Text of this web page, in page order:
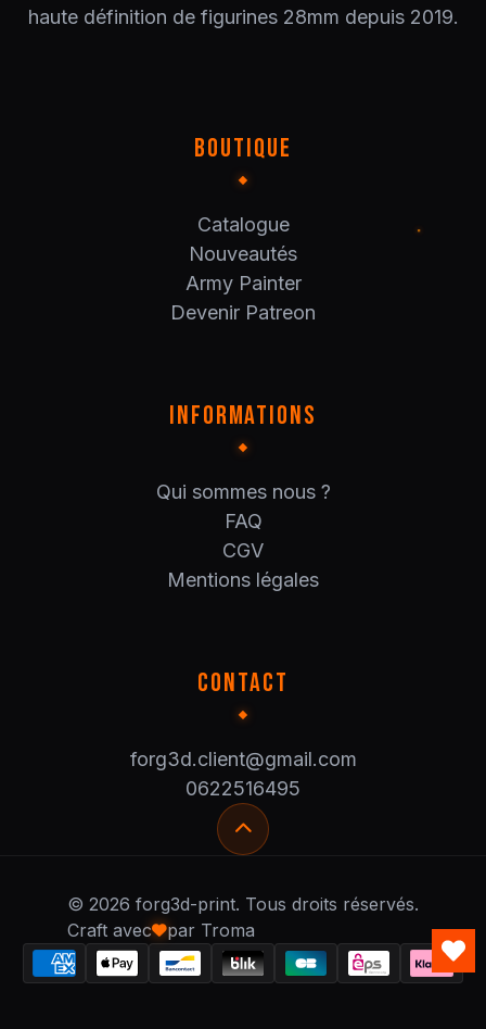
haute définition de figurines 28mm depuis 2019.
BOUTIQUE
Catalogue
Nouveautés
Army Painter
Devenir Patreon
INFORMATIONS
Qui sommes nous ?
FAQ
CGV
Mentions légales
CONTACT
forg3d.client@gmail.com
0622516495
© 2026 forg3d-print. Tous droits réservés.
Craft avec
par Troma